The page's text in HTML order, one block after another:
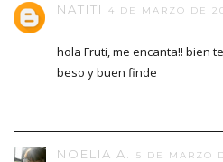
NATITI 4 DE MARZO DE
hola Fruti, me encanta!! bien
beso y buen finde
NOELIA A. 5 DE MARZO